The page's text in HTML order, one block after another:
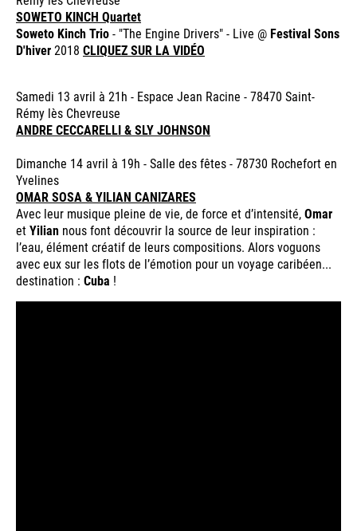
SOWETO KINCH Quartet
Soweto Kinch Trio- "The Engine Drivers" - Live @ Festival Sons
D'hiver2018 CLIQUEZ SUR LA VIDÉO
Samedi 13 avril à 21h - Espace Jean Racine - 78470 Saint-
Rémy lès Chevreuse
ANDRE CECCARELLI & SLY JOHNSON
Dimanche 14 avril à 19h - Salle des fêtes - 78730 Rochefort en
Yvelines
OMAR SOSA & YILIAN CANIZARES
Avec leur musique pleine de vie, de force et d’intensité,Omar
etYilian nous font découvrir la source de leur inspiration :
l’eau, élément créatif de leurs compositions. Alors voguons
avec eux sur les flots de l’émotion pour un voyage caribéen...
destination : Cuba !